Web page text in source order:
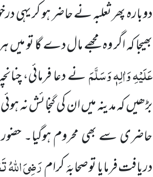
دوبارہ پھر ثعلبہ نے حاضر ہو کر
بھیجا کہ اگر وہ مجھے مال دے گا تو
عَلَیْہِ وَاٰلِہٖ وَسَلَّمَنے دعا فرمائی،
بڑھیں کہ مدینہ میں ان کی گنجائش نہ
حاضری سے بھی محروم ہوگیا۔
دریافت فرمایا تو صحابۂ کرامرَضِیَ اللہُ